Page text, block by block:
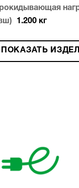
1.200 кг
ПОКАЗАТЬ